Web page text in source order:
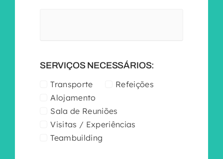
SERVIÇOS NECESSÁRIOS:
Transporte
Refeições
Alojamento
Sala de Reuniões
Visitas / Experiências
Teambuilding